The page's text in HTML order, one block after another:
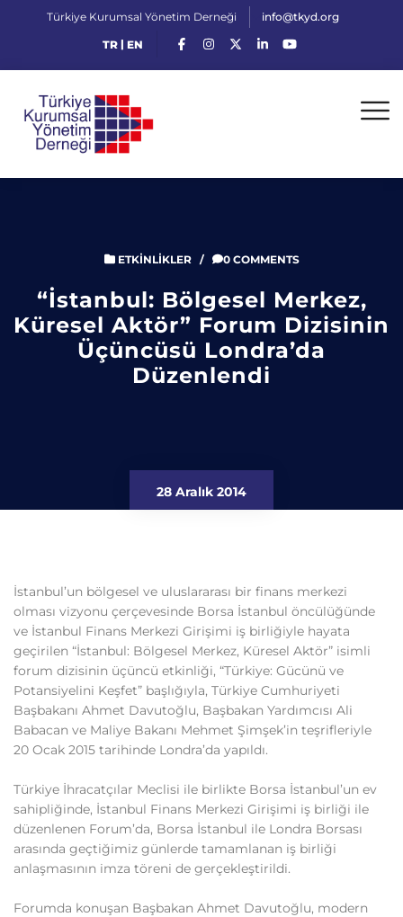
Türkiye Kurumsal Yönetim Derneği info@tkyd.org
TR| EN
ETKINLIKLER/ 0 COMMENTS
“İstanbul: Bölgesel Merkez,
Küresel Aktör” Forum Dizisinin
Üçüncüsü Londra’da
Düzenlendi
28 Aralık 2014
İstanbul’un bölgesel ve uluslararası bir finans merkezi
olması vizyonu çerçevesinde Borsa İstanbul öncülüğünde
ve İstanbul Finans Merkezi Girişimi iş birliğiyle hayata
geçirilen “İstanbul: Bölgesel Merkez, Küresel Aktör” isimli
forum dizisinin üçüncü etkinliği, “Türkiye: Gücünü ve
Potansiyelini Keşfet” başlığıyla, Türkiye Cumhuriyeti
Başbakanı Ahmet Davutoğlu, Başbakan Yardımcısı Ali
Babacan ve Maliye Bakanı Mehmet Şimşek’in teşrifleriyle
20 Ocak 2015 tarihinde Londra’da yapıldı.
Türkiye İhracatçılar Meclisi ile birlikte Borsa İstanbul’un ev
sahipliğinde, İstanbul Finans Merkezi Girişimi iş birliği ile
düzenlenen Forum’da, Borsa İstanbul ile Londra Borsası
arasında geçtiğimiz günlerde tamamlanan iş birliği
anlaşmasının imza töreni de gerçekleştirildi.
Forumda konuşan Başbakan Ahmet Davutoğlu, modern